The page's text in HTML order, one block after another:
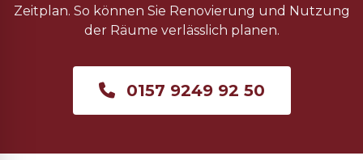
Zeitplan. So können Sie Renovierung und Nutzung
der Räume verlässlich planen.
0157 9249 92 50